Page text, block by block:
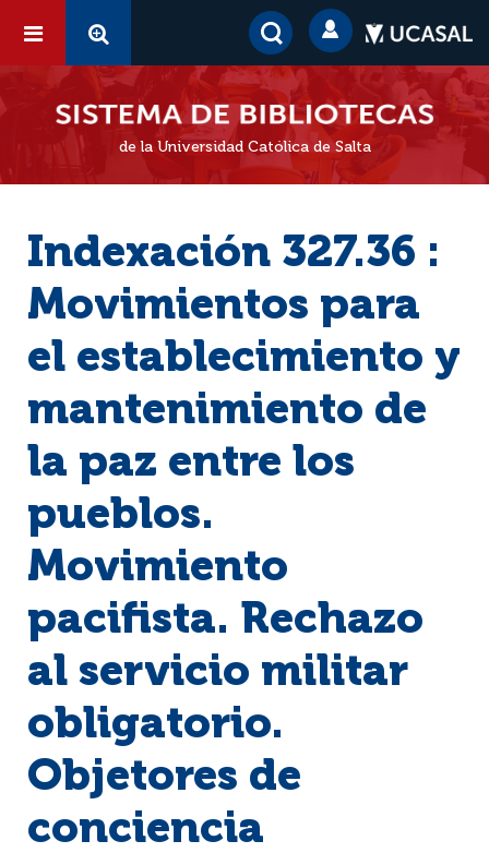
de la Universidad Católica de Salta
Indexación 327.36 :
Movimientos para
el establecimiento y
mantenimiento de
la paz entre los
pueblos.
Movimiento
pacifista. Rechazo
al servicio militar
obligatorio.
Objetores de
conciencia